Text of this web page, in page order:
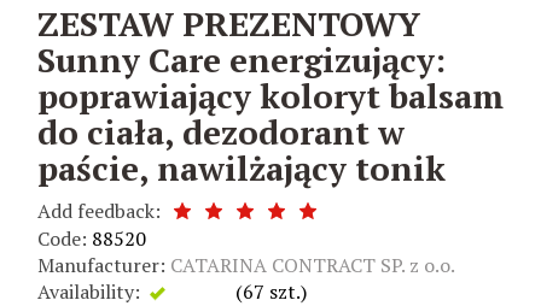
ZESTAW PREZENTOWY
Sunny Care energizujący:
poprawiający koloryt balsam
do ciała, dezodorant w
paście, nawilżający tonik
Add feedback:
Code: 88520
Manufacturer: CATARINA CONTRACT SP. z o.o.
Availability:
(67 szt.)